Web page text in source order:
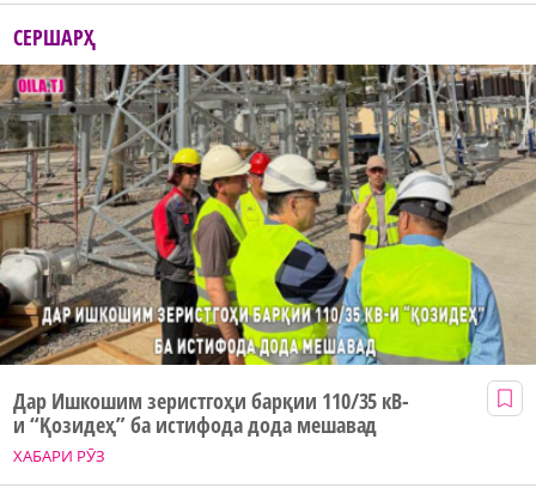
СЕРШАРҲ
ХАБАРИ РӮЗ
Дар Ишкошим зеристгоҳи барқии 110/35 кВ-
и “Қозидеҳ” ба истифода дода мешавад